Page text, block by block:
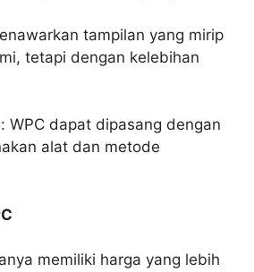
tampilan yang mirip
tetapi dengan kelebihan
WPC dapat dipasang dengan
alat dan metode
memiliki harga yang lebih